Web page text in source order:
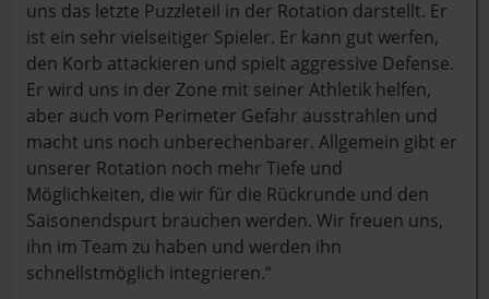
uns das letzte Puzzleteil in der Rotation darstellt. Er
ist ein sehr vielseitiger Spieler. Er kann gut werfen,
den Korb attackieren und spielt aggressive Defense.
Er wird uns in der Zone mit seiner Athletik helfen,
aber auch vom Perimeter Gefahr ausstrahlen und
macht uns noch unberechenbarer. Allgemein gibt er
unserer Rotation noch mehr Tiefe und
Möglichkeiten, die wir für die Rückrunde und den
Saisonendspurt brauchen werden. Wir freuen uns,
ihn im Team zu haben und werden ihn
schnellstmöglich integrieren.“